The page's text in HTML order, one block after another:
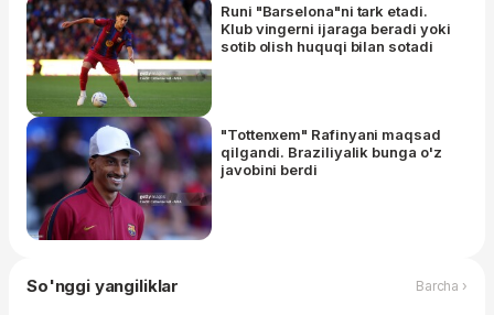
Runi "Barselona"ni tark etadi.
Klub vingerni ijaraga beradi yoki
sotib olish huquqi bilan sotadi
"Tottenxem" Rafinyani maqsad
qilgandi. Braziliyalik bunga o'z
javobini berdi
So'nggi yangiliklar Barcha ›